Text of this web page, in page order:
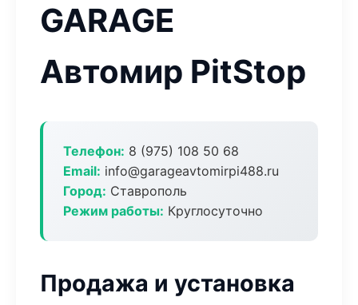
GARAGE
Автомир PitStop
Телефон: 8 (975) 108 50 68
Email: info@garageavtomirpi488.ru
Город: Ставрополь
Режим работы: Круглосуточно
Продажа и установка